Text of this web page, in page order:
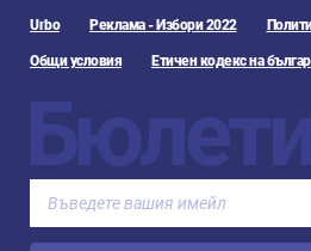
Urbo Реклама - Избори 2022
Общи условия Етичен кодекс на